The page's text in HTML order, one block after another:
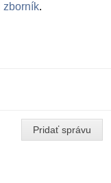
zborník.
Pridať správu